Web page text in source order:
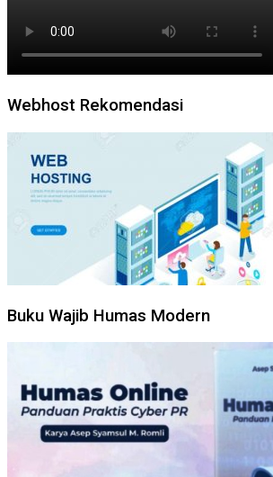
Webhost Rekomendasi
Buku Wajib Humas Modern